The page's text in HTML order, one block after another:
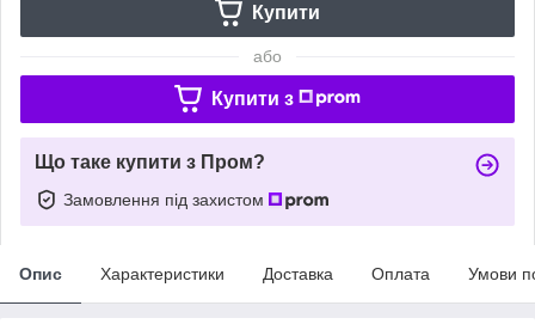
Купити
або
Купити з
Що таке купити з Пром?
Замовлення під захистом
Опис Характеристики Доставка Оплата Умови